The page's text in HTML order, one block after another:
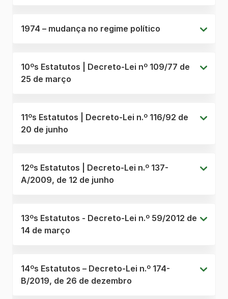
1974 – mudança no regime político
10ºs Estatutos | Decreto-Lei nº 109/77 de
25 de março
11ºs Estatutos | Decreto-Lei n.º 116/92 de
20 de junho
12ºs Estatutos | Decreto-Lei n.º 137-
A/2009, de 12 de junho
13ºs Estatutos - Decreto-Lei n.º 59/2012 de
14 de março
14ºs Estatutos – Decreto-Lei n.º 174-
B/2019, de 26 de dezembro